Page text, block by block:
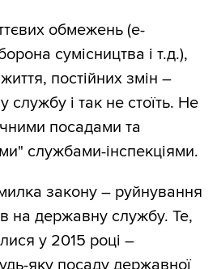
обмежень (е-
сумісництва і т.д.),
постійних змін –
і так не стоїть. Не
посадами та
службами-інспекціями.
закону – руйнування
на державну службу. Те,
у 2015 році –
яку посаду державної